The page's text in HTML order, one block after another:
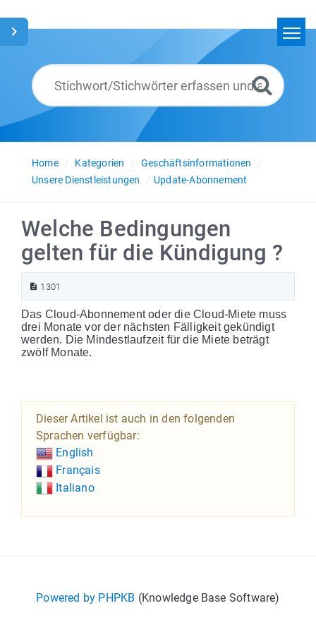
Glossar
Deutsch
Home
Kategorien
Geschäftsinformationen
Unsere Dienstleistungen
Update-Abonnement
Welche Bedingungen
gelten für die Kündigung ?
1301
Das Cloud-Abonnement oder die Cloud-Miete muss
drei Monate vor der nächsten Fälligkeit gekündigt
werden. Die Mindestlaufzeit für die Miete beträgt
zwölf Monate.
Dieser Artikel ist auch in den folgenden
Sprachen verfügbar:
English
Français
Italiano
Powered by PHPKB (Knowledge Base Software)